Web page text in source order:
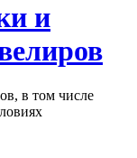
и
в том числе